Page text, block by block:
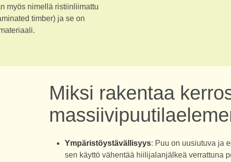
myös nimellä ristiinliimattu
timber) ja se on
Miksi rakentaa
Ympäristöystävällisyys: Puu on uusiutuva ja
sen käyttö vähentää hiilijalanjälkeä verrattuna